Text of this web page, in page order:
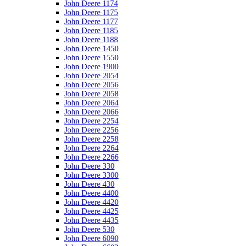
John Deere 1174
John Deere 1175
John Deere 1177
John Deere 1185
John Deere 1188
John Deere 1450
John Deere 1550
John Deere 1900
John Deere 2054
John Deere 2056
John Deere 2058
John Deere 2064
John Deere 2066
John Deere 2254
John Deere 2256
John Deere 2258
John Deere 2264
John Deere 2266
John Deere 330
John Deere 3300
John Deere 430
John Deere 4400
John Deere 4420
John Deere 4425
John Deere 4435
John Deere 530
John Deere 6090